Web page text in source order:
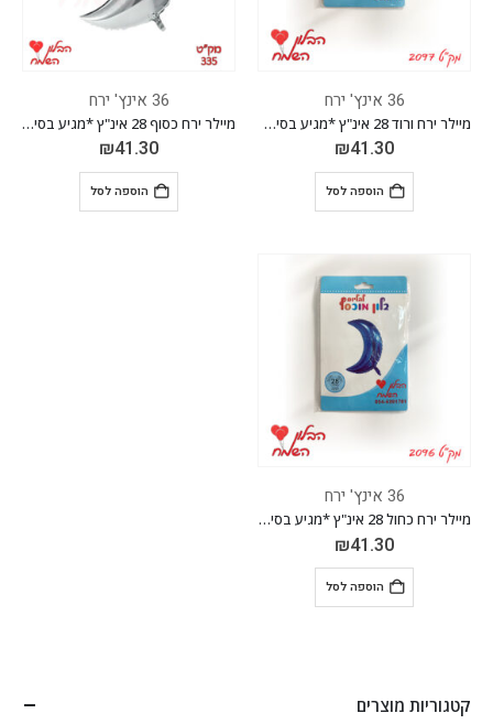
36 אינץ' ירח
מיילר ירח ורוד 28 אינ"ץ *מגיע בסיטונאות חבילה של 5 יח'*
₪41.30
הוספה לסל
36 אינץ' ירח
מיילר ירח כסוף 28 אינ"ץ *מגיע בסיטונאות חבילה של 5 יח'*
₪41.30
הוספה לסל
36 אינץ' ירח
מיילר ירח כחול 28 אינ"ץ *מגיע בסיטונאות חבילה של 5 יח'*
₪41.30
הוספה לסל
קטגוריות מוצרים